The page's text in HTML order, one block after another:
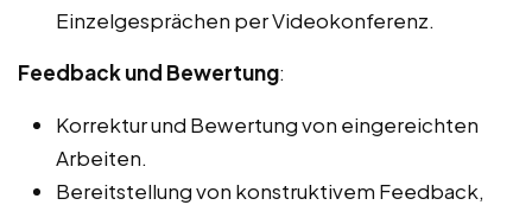
Einzelgesprächen per Videokonferenz.
Feedback und Bewertung:
Korrektur und Bewertung von eingereichten
Arbeiten.
Bereitstellung von konstruktivem Feedback,